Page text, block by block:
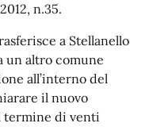
n.35.
a Stellanello
un altro comune
all’interno del
il nuovo
termine di venti